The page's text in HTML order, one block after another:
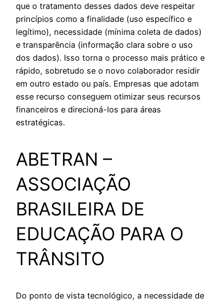
que o tratamento desses dados deve respeitar
princípios como a finalidade (uso específico e
legítimo), necessidade (mínima coleta de dados)
e transparência (informação clara sobre o uso
dos dados). Isso torna o processo mais prático e
rápido, sobretudo se o novo colaborador residir
em outro estado ou país. Empresas que adotam
esse recurso conseguem otimizar seus recursos
financeiros e direcioná-los para áreas
estratégicas.
ABETRAN –
ASSOCIAÇÃO
BRASILEIRA DE
EDUCAÇÃO PARA O
TRÂNSITO
Do ponto de vista tecnológico, a necessidade de